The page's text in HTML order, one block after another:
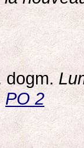
dogm.
PO 2